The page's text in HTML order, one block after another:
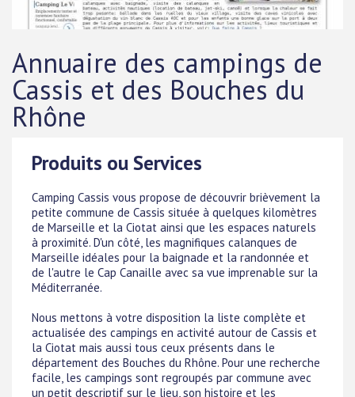
Annuaire des campings de
Cassis et des Bouches du
Rhône
Produits ou Services
Camping Cassis vous propose de découvrir brièvement la
petite commune de Cassis située à quelques kilomètres
de Marseille et la Ciotat ainsi que les espaces naturels
à proximité. D'un côté, les magnifiques calanques de
Marseille idéales pour la baignade et la randonnée et
de l'autre le Cap Canaille avec sa vue imprenable sur la
Méditerranée.
Nous mettons à votre disposition la liste complète et
actualisée des campings en activité autour de Cassis et
la Ciotat mais aussi tous ceux présents dans le
département des Bouches du Rhône. Pour une recherche
facile, les campings sont regroupés par commune avec
un petit descriptif sur le lieu, son histoire et les